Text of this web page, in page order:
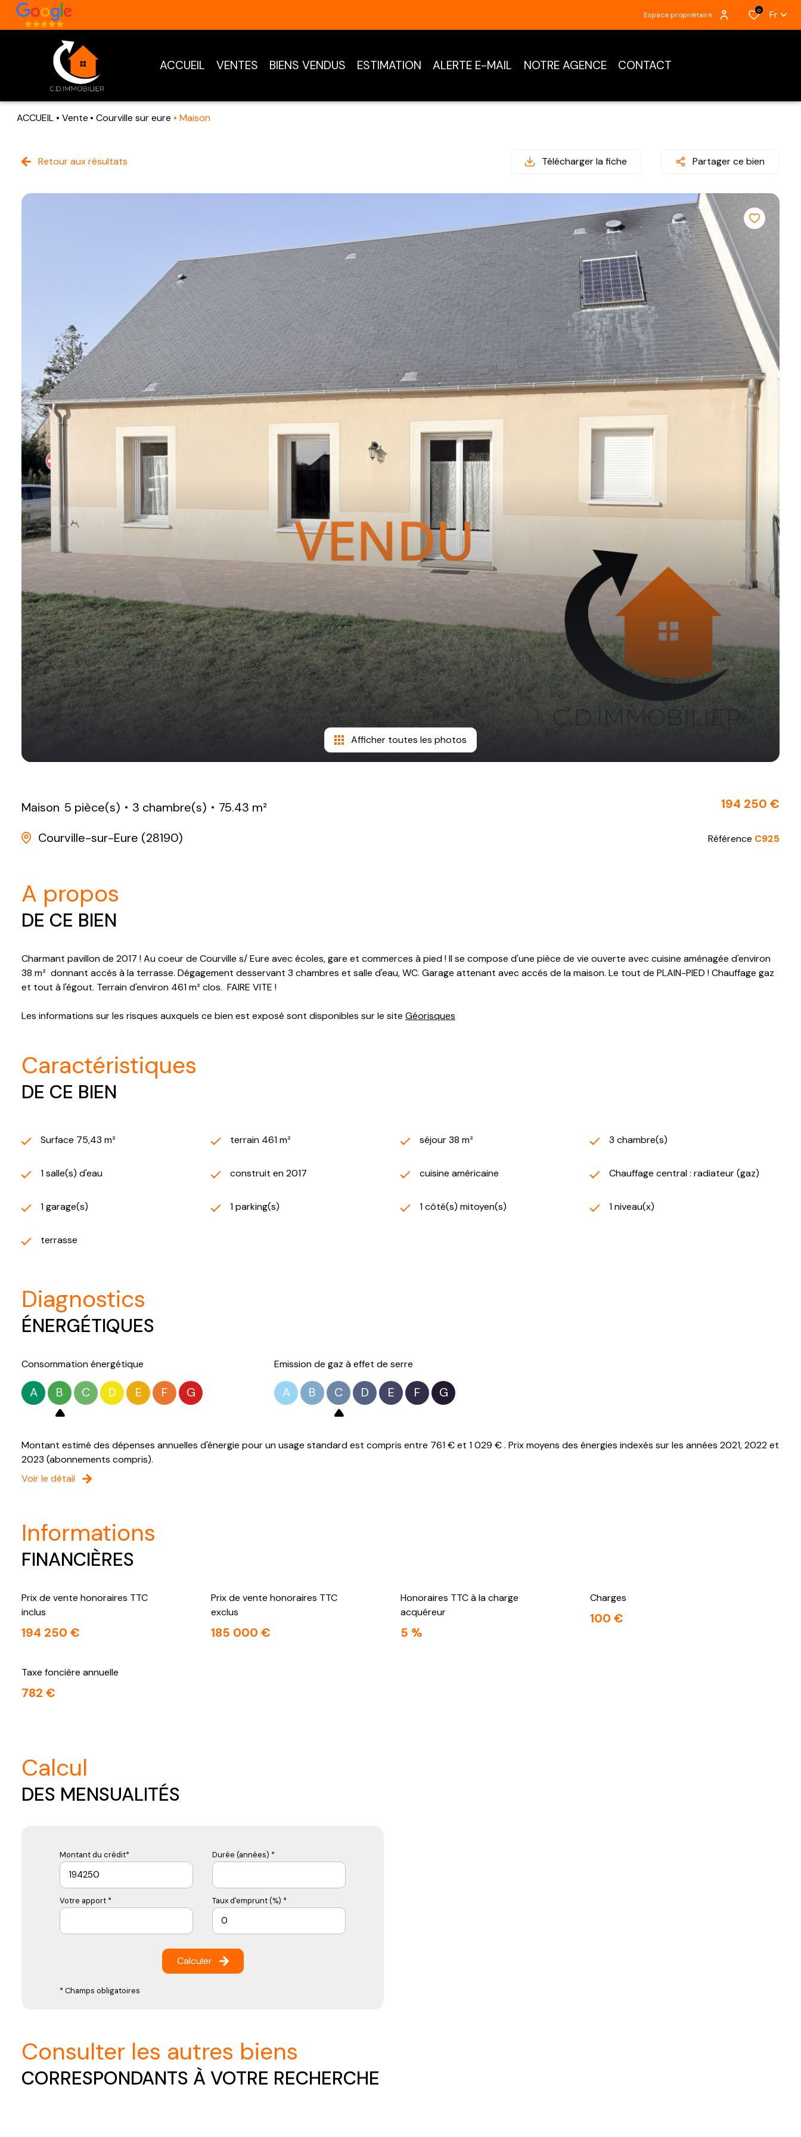
Espace propriétaire
0 Fr
ACCUEIL VENTES BIENS VENDUS ESTIMATION ALERTE E-MAIL NOTRE AGENCE CONTACT
ACCUEIL Vente Courville sur eure Maison
Retour aux résultats Télécharger la fiche Partager ce bien
Afficher toutes les photos
Maison 5 pièce(s) 3 chambre(s)
75.43 m²
Courville-sur-Eure (28190)
194 250 €
Référence C925
a propos
DE CE BIEN
Charmant pavillon de 2017 ! Au coeur de Courville s/ Eure avec écoles, gare et commerces à pied ! Il se compose d'une pièce de vie ouverte avec cuisine aménagée d'environ
38 m² donnant accés à la terrasse. Dégagement desservant 3 chambres et salle d'eau, WC. Garage attenant avec accés de la maison. Le tout de PLAIN-PIED ! Chauffage gaz
et tout à l'égout. Terrain d'environ 461 m² clos. FAIRE VITE !
Les informations sur les risques auxquels ce bien est exposé sont disponibles sur le site Géorisques
caractéristiques
DE CE BIEN
Surface 75,43 m² terrain 461 m² séjour 38 m² 3 chambre(s)
1 salle(s) d'eau construit en 2017 cuisine américaine Chauffage central : radiateur (gaz)
1 garage(s) 1 parking(s) 1 côté(s) mitoyen(s) 1 niveau(x)
terrasse
diagnostics
ÉNERGÉTIQUES
Consommation énergétique
A B C D E F G
Emission de gaz à effet de serre
A B C D E F G
Montant estimé des dépenses annuelles d'énergie pour un usage standard est compris entre 761 € et 1 029 € . Prix moyens des énergies indexés sur les années 2021, 2022 et
2023 (abonnements compris).
Voir le détail
informations
FINANCIÈRES
Prix de vente honoraires TTC
inclus
194 250 €
Prix de vente honoraires TTC
exclus
185 000 €
Honoraires TTC à la charge
acquéreur
5 %
Charges
100 €
Taxe foncière annuelle
782 €
calcul
DES MENSUALITÉS
Montant du crédit* Durée (années) *
Votre apport * Taux d'emprunt (%) *
Calculer
* Champs obligatoires
consulter les autres biens
CORRESPONDANTS À VOTRE RECHERCHE